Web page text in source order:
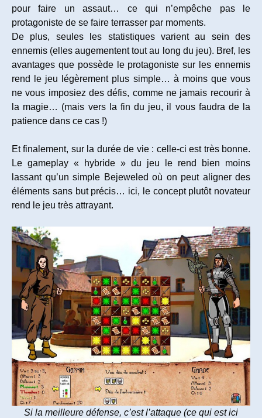
pour faire un assaut… ce qui n’empêche pas le
protagoniste de se faire terrasser par moments.
De plus, seules les statistiques varient au sein des
ennemis (elles augementent tout au long du jeu). Bref, les
avantages que possède le protagoniste sur les ennemis
rend le jeu légèrement plus simple… à moins que vous
ne vous imposiez des défis, comme ne jamais recourir à
la magie… (mais vers la fin du jeu, il vous faudra de la
patience dans ce cas !)
Et finalement, sur la durée de vie : celle-ci est très bonne.
Le gameplay « hybride » du jeu le rend bien moins
lassant qu’un simple Bejeweled où on peut aligner des
éléments sans but précis… ici, le concept plutôt novateur
rend le jeu très attrayant.
Si la meilleure défense, c’est l’attaque (ce qui est ici